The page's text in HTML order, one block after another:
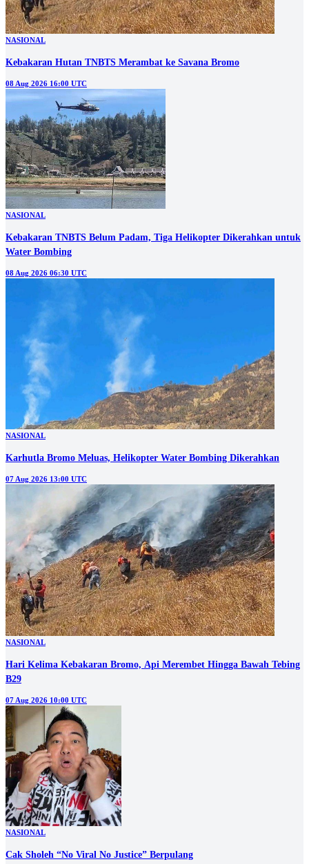
NASIONAL
Kebakaran Hutan TNBTS Merambat ke Savana Bromo
08 Aug 2026 16:00 UTC
NASIONAL
Kebakaran TNBTS Belum Padam, Tiga Helikopter Dikerahkan untuk
Water Bombing
08 Aug 2026 06:30 UTC
NASIONAL
Karhutla Bromo Meluas, Helikopter Water Bombing Dikerahkan
07 Aug 2026 13:00 UTC
NASIONAL
Hari Kelima Kebakaran Bromo, Api Merembet Hingga Bawah Tebing
B29
07 Aug 2026 10:00 UTC
NASIONAL
Cak Sholeh “No Viral No Justice” Berpulang